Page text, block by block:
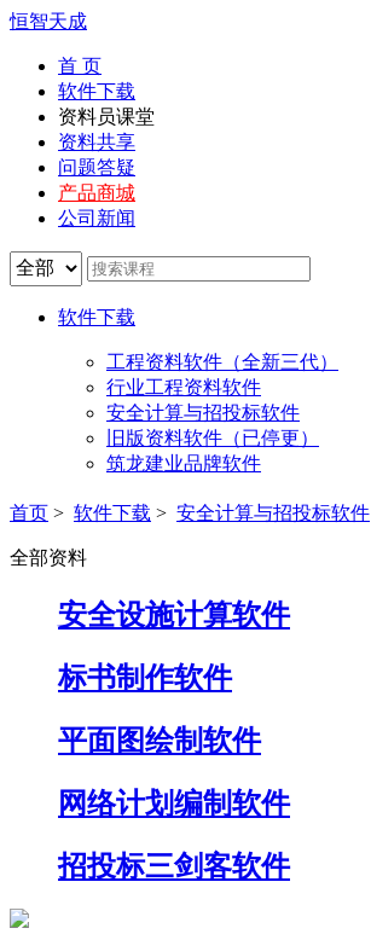
恒智天成
首 页
软件下载
资料员课堂
资料共享
问题答疑
产品商城
公司新闻
软件下载
工程资料软件（全新三代）
行业工程资料软件
安全计算与招投标软件
旧版资料软件（已停更）
筑龙建业品牌软件
首页 > 软件下载 > 安全计算与招投标软件
全部资料
安全设施计算软件
标书制作软件
平面图绘制软件
网络计划编制软件
招投标三剑客软件